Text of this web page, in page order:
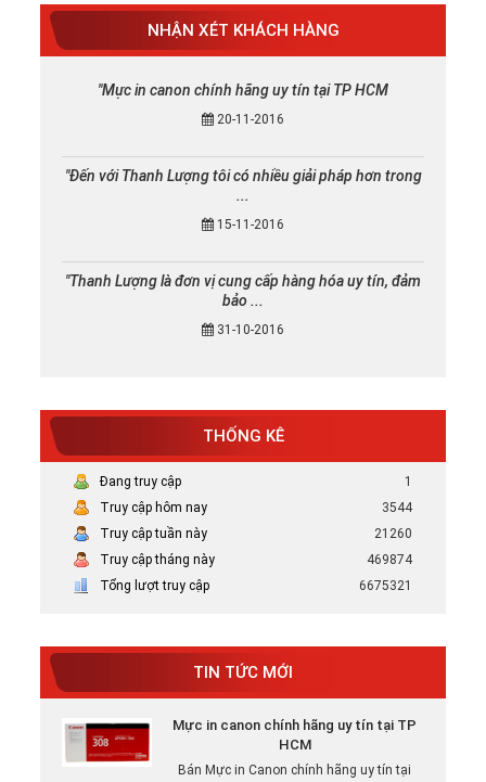
NHẬN XÉT KHÁCH HÀNG
"Mực in canon chính hãng uy tín tại TP HCM
20-11-2016
"Đến với Thanh Lượng tôi có nhiều giải pháp hơn trong
...
15-11-2016
"Thanh Lượng là đơn vị cung cấp hàng hóa uy tín, đảm
bảo ...
31-10-2016
THỐNG KÊ
Đang truy cập
1
Truy cập hôm nay
3544
Truy cập tuần này
21260
Truy cập tháng này
469874
Tổng lượt truy cập
6675321
TIN TỨC MỚI
Mực in canon chính hãng uy tín tại TP
HCM
Bán Mực in Canon chính hãng uy tín tại
HCM